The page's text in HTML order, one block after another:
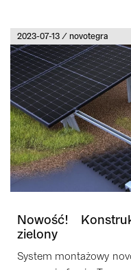
2023-07-13 / novotegra
Nowość!
zielony
System montażowy